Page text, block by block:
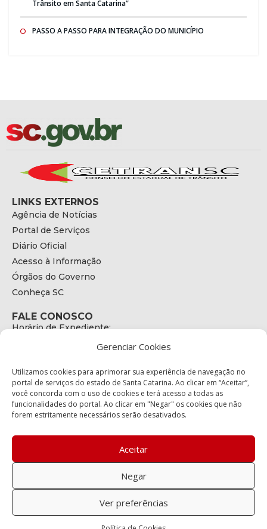
Gerenciar Cookies
Utilizamos cookies para aprimorar sua experiência de navegação no
portal de serviços do estado de Santa Catarina. Ao clicar em “Aceitar”,
você concorda com o uso de cookies e terá acesso a todas as
funcionalidades do portal. Ao clicar em "Negar" os cookies que não
forem estritamente necessários serão desativados.
Aceitar
Negar
Ver preferências
Trânsito em Santa Catarina”
PASSO A PASSO PARA INTEGRAÇÃO DO MUNICÍPIO
LINKS EXTERNOS
Agência de Notícias
Portal de Serviços
Diário Oficial
Acesso à Informação
Órgãos do Governo
Conheça SC
FALE CONOSCO
Horário de Expediente:
E-mail:
secretariaexecutiva@cetran.sc.gov.br
ENDEREÇO
Endereço:
Bairro:
Coqueiros, Florianópolis SC
88.080-160
Política de privacidade
Copyright © 2023 Todos os Direitos Reservados SC - Governo de